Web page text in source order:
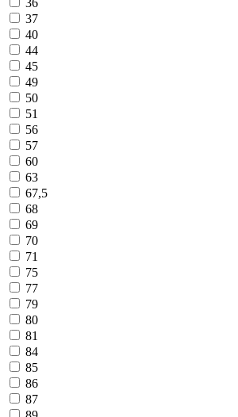
37
40
44
45
49
50
51
56
57
60
63
67,5
68
69
70
71
75
77
79
80
81
84
85
86
87